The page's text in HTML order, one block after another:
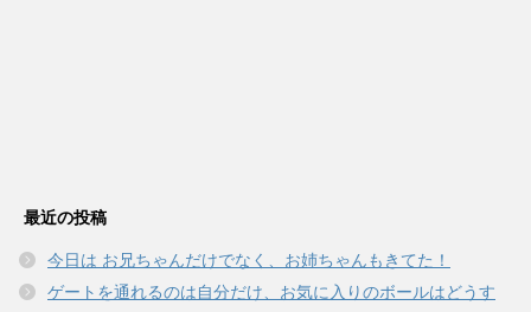
最近の投稿
今日は お兄ちゃんだけでなく、お姉ちゃんもきてた！
ゲートを通れるのは自分だけ、お気に入りのボールはどうす